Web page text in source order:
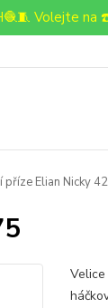
Volejte
příze Elian Nicky